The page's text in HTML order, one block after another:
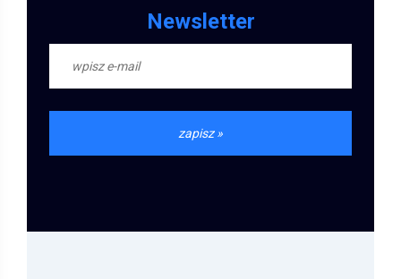
Newsletter